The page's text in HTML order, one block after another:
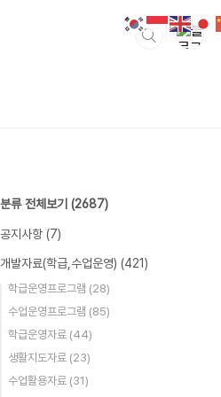
분류 전체보기 (2687)
공지사항 (7)
개발자료(학급,수업운영) (421)
학급운영프로그램 (28)
수업운영프로그램 (85)
학급운영자료 (44)
생활지도자료 (23)
수업활용자료 (31)